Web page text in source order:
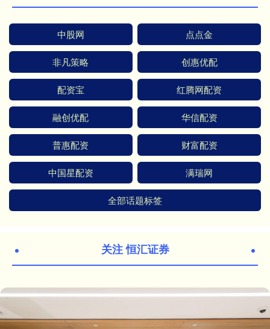
中股网 点点金
非凡策略 创惠优配
配资宝 红腾网配资
融创优配 华信配资
普惠配资 财富配资
中国星配资 满瑞网
全部话题标签
关注 恒汇证券